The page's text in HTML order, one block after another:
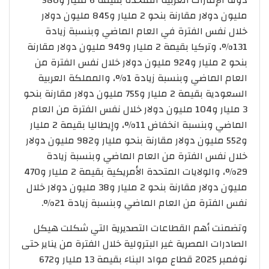
مليون دولار مقارنة بنحو 2 مليار و845 مليون دولار
خلال نفس الفترة في العام الماضي وبنسبة زيادة
131%، وتركيا بقيمة 2 مليار و949 مليون دولار مقارنة
بنحو 2 مليار و924 مليون دولار خلال نفس الفترة من
العام الماضي وبنسبة زيادة 1%، والمملكة العربية
السعودية بقيمة 2 مليار و755 مليون دولار مقارنة بنحو
3 مليار و104 مليون دولار خلال نفس الفترة من العام
الماضي وبنسبة انخفاض 11%، وإيطاليا بقيمة 2 مليار
و552 مليون دولار مقارنة بنحو مليار و982 مليون دولار
خلال نفس الفترة من العام الماضي وبنسبة زيادة
29%، والولايات المتحدة الأمريكية بقيمة 2 مليار و470
مليون دولار مقارنة بنحو 2 مليار و38 مليون دولار خلال
نفس الفترة من العام الماضي وبنسبة زيادة 21%.
وتضمنت أهم القطاعات التصديرية التي شكلت هيكل
الصادرات المصرية غير البترولية خلال الفترة من يناير حتى
نوفمبر 2025 قطاع مواد البناء بقيمة 13 مليار و672